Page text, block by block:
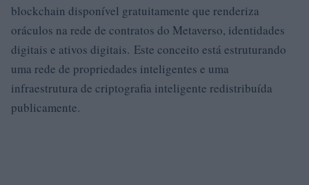
blockchain disponível gratuitamente que renderiza
oráculos na rede de contratos do Metaverso, identidades
digitais e ativos digitais. Este conceito está estruturando
uma rede de propriedades inteligentes e uma
infraestrutura de criptografia inteligente redistribuída
publicamente.